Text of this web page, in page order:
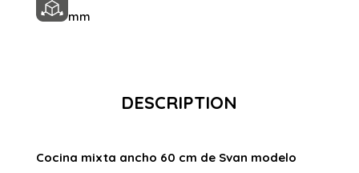
mm
DESCRIPTION
Cocina mixta ancho 60 cm de Svan modelo